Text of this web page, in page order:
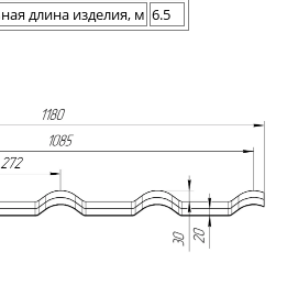
длина изделия, м 6.5